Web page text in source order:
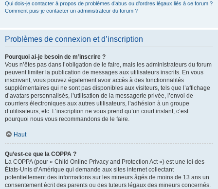
Qui dois-je contacter à propos de problèmes d’abus ou d’ordres légaux liés à ce forum ?
Comment puis-je contacter un administrateur du forum ?
Problèmes de connexion et d’inscription
Pourquoi ai-je besoin de m’inscrire ?
Vous n’êtes pas dans l’obligation de le faire, mais les administrateurs du forum
peuvent limiter la publication de messages aux utilisateurs inscrits. En vous
inscrivant, vous pouvez également avoir accès à des fonctionnalités
supplémentaires qui ne sont pas disponibles aux visiteurs, tels que l’affichage
d’avatars personnalisés, l’utilisation de la messagerie privée, l’envoi de
courriers électroniques aux autres utilisateurs, l’adhésion à un groupe
d’utilisateurs, etc. L’inscription ne vous prend qu’un court instant, c’est
pourquoi nous vous recommandons de le faire.
Haut
Qu’est-ce que la COPPA ?
La COPPA (pour « Child Online Privacy and Protection Act ») est une loi des
États-Unis d’Amérique qui demande aux sites internet collectant
potentiellement des informations sur les mineurs âgés de moins de 13 ans un
consentement écrit des parents ou des tuteurs légaux des mineurs concernés.